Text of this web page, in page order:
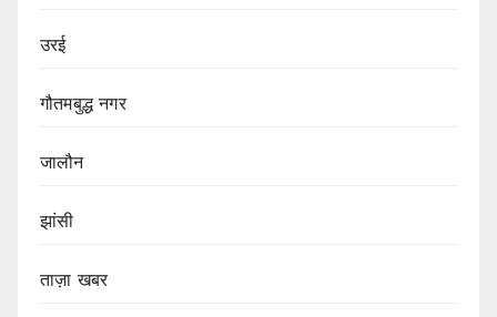
उरई
गौतमबुद्ध नगर
जालौन
झांसी
ताज़ा खबर